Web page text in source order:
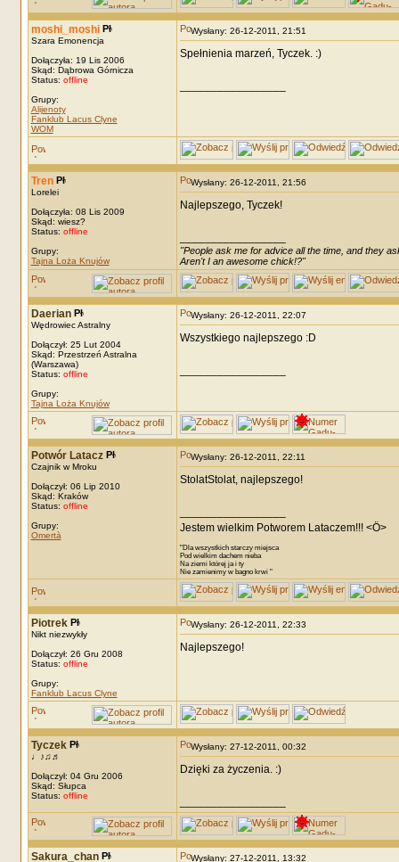
moshi_moshi
Szara Emonencja
Dołączyła: 19 Lis 2006
Skąd: Dąbrowa Górnicza
Status: offline
Grupy:
Alijenoty
Fanklub Lacus Clyne
WOM
Wysłany: 26-12-2011, 21:51
Spełnienia marzeń, Tyczek. :)
Tren
Lorelei
Dołączyła: 08 Lis 2009
Skąd: wiesz?
Status: offline
Grupy:
Tajna Loża Knujów
Wysłany: 26-12-2011, 21:56
Najlepszego, Tyczek!
"People ask me for advice all the time, and they
Aren't I an awesome chick!?"
Daerian
Wędrowiec Astralny
Dołączył: 25 Lut 2004
Skąd: Przestrzeń Astralna
(Warszawa)
Status: offline
Grupy:
Tajna Loża Knujów
Wysłany: 26-12-2011, 22:07
Wszystkiego najlepszego :D
Potwór Latacz
Czajnik w Mroku
Dołączył: 06 Lip 2010
Skąd: Kraków
Status: offline
Grupy:
Omertà
Wysłany: 26-12-2011, 22:11
StolatStolat, najlepszego!
Jestem wielkim Potworem Lataczem!!! <Ö>
"Dla wszystkich starczy miejsca
Pod wielkim dachem nieba
Na ziemi której ja i ty
Nie zamienimy w bagno krwi "
Piotrek
Nikt niezwykły
Dołączył: 26 Gru 2008
Status: offline
Grupy:
Fanklub Lacus Clyne
Wysłany: 26-12-2011, 22:33
Najlepszego!
Tyczek
♩♪♫♬
Dołączył: 04 Gru 2006
Skąd: Słupca
Status: offline
Wysłany: 27-12-2011, 00:32
Dzięki za życzenia. :)
Sakura_chan Wysłany: 27-12-2011, 13:32